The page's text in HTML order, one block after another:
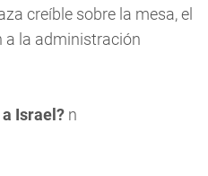
creíble sobre la mesa, el
a la administración
Israel? n